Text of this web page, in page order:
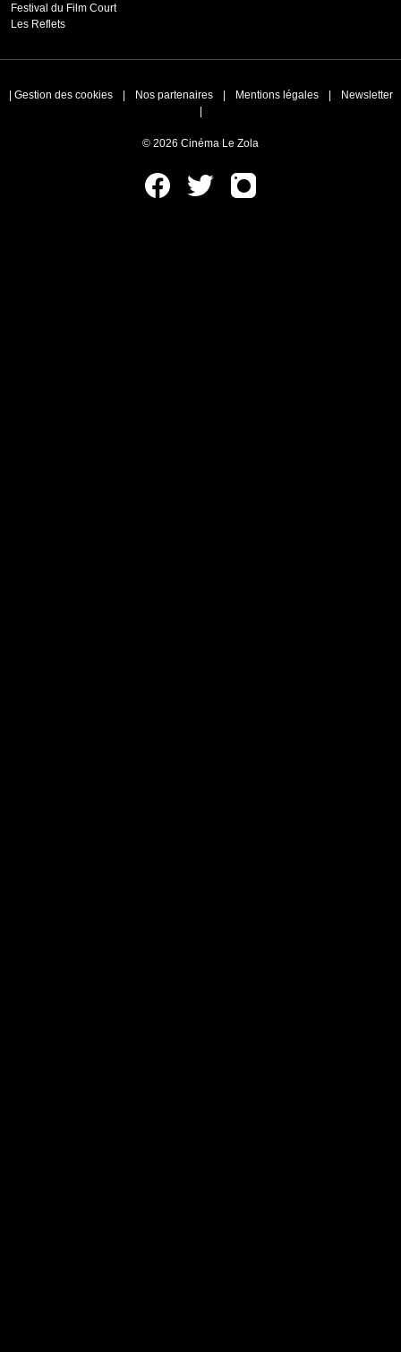
Festival du Film Court
Les Reflets
Gestion des cookies Nos partenaires Mentions légales
Newsletter
© 2026 Cinéma Le Zola